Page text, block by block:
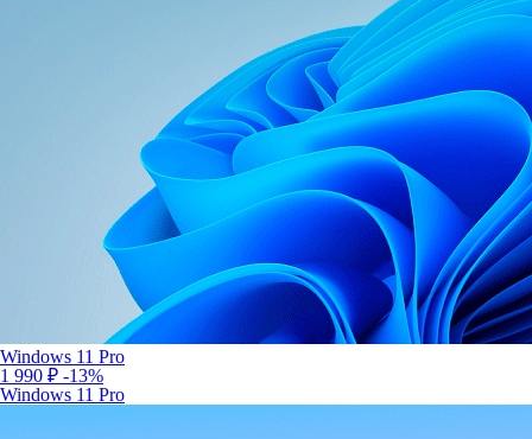
Windows 11 Pro
1 990 ₽ -13%
Windows 11 Pro